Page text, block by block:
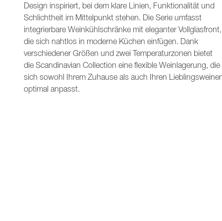
Design inspiriert, bei dem klare Linien, Funktionalität und
Schlichtheit im Mittelpunkt stehen. Die Serie umfasst
integrierbare Weinkühlschränke mit eleganter Vollglasfront,
die sich nahtlos in moderne Küchen einfügen. Dank
verschiedener Größen und zwei Temperaturzonen bietet
die Scandinavian Collection eine flexible Weinlagerung, die
sich sowohl Ihrem Zuhause als auch Ihren
optimal anpasst.